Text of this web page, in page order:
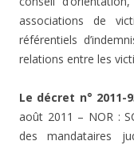
associations de
référentiels
relations entre les
Le décret n° 2011-
août 2011 – NOR :
des mandataires